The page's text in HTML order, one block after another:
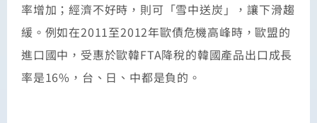
率增加；經濟不好時，則可「雪中送炭」，讓下滑趨
緩。例如在2011至2012年歐債危機高峰時，歐盟的
進口國中，受惠於歐韓FTA降稅的韓國產品出口成長
率是16%，台、日、中都是負的。